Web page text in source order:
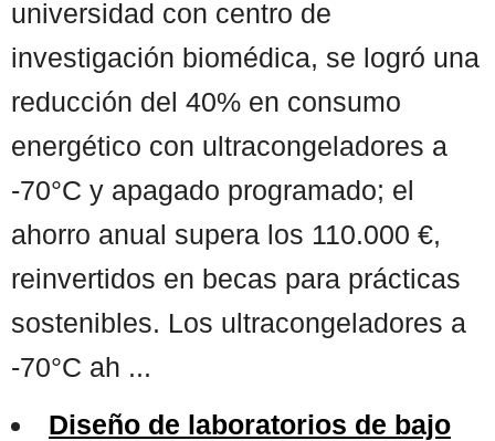
universidad con centro de
investigación biomédica, se logró una
reducción del 40% en consumo
energético con ultracongeladores a
-70°C y apagado programado; el
ahorro anual supera los 110.000 €,
reinvertidos en becas para prácticas
sostenibles. Los ultracongeladores a
-70°C ah ...
Diseño de laboratorios de bajo